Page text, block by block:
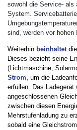
sowohl die Service- als
System.
sind, werden vor
Weiterhin beinhaltet
Dieses bezieht seine
(Lichtmaschine,
Strom, um die
erfüllen. Das
angeschlossenen
zwischen diesen
Mehrstufenladung zu
sobald eine